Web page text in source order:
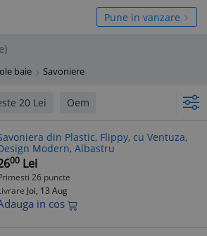
Pune in vanzare
baie Savoniere
20 Lei Oem
din Plastic, Flippy, cu Ventuza,
Modern, Albastru
00 Lei
26 puncte
Joi, 13 Aug
in cos